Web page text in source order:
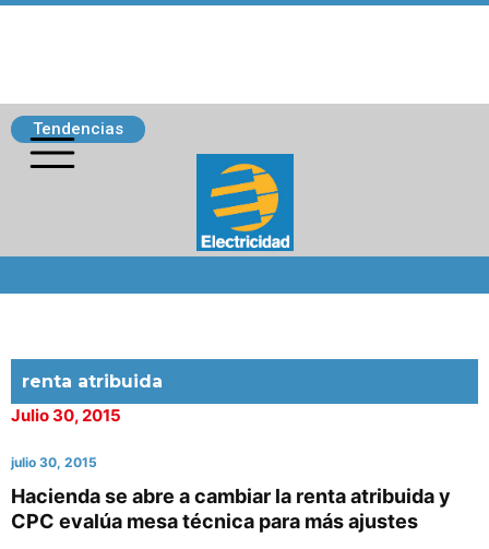
Tendencias
renta atribuida
Julio 30, 2015
julio 30, 2015
Hacienda se abre a cambiar la renta atribuida y
CPC evalúa mesa técnica para más ajustes